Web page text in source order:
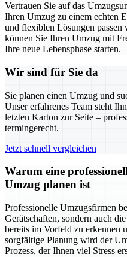
Vertrauen Sie auf das
Ihren Umzug zu einem echten
und flexiblen Lösungen passen
können Sie Ihren Umzug mit
Ihre neue Lebensphase starten.
Wir sind für Sie da
Sie planen einen Umzug und
Unser erfahrenes Team steht
letzten Karton zur Seite –
termingerecht.
Jetzt schnell vergleichen
Warum eine
Umzug planen ist
Professionelle Umzugsfirmen
Gerätschaften, sondern auch
bereits im Vorfeld zu erkennen
sorgfältige Planung wird der
Prozess, der Ihnen viel Stress